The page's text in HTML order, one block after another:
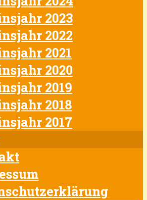
2023
2022
2021
2020
2019
2018
2017